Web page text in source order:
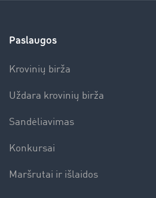
Paslaugos
Krovinių birža
Uždara krovinių birža
Sandėliavimas
Konkursai
Maršrutai ir išlaidos